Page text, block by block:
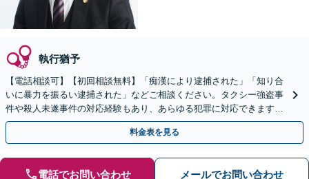
執行猶予
【電話相談可】【初回相談無料】「痴漢により逮捕された」「知り合
いに暴力を振るい逮捕された」などご相談ください。タクシー強盗事
件や殺人未遂事件の対応経験もあり、あらゆる犯罪に対応できます
【蒲生駅1分】【休日・夜間面談可能】
料金表を見る
電話でお問い合わせ メールでお問い合わせ